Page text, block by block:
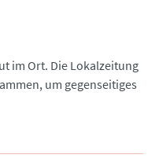
im Ort. Die Lokalzeitung
um gegenseitiges